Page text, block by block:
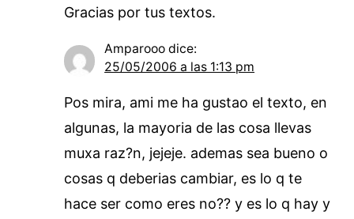
Gracias por tus textos.
Amparooo dice:
25/05/2006 a las 1:13 pm
Pos mira, ami me ha gustao el texto, en
algunas, la mayoria de las cosa llevas
muxa raz?n, jejeje. ademas sea bueno o
cosas q deberias cambiar, es lo q te
hace ser como eres no?? y es lo q hay y